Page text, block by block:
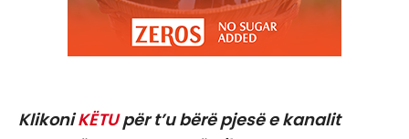
KlikoniKËTUpër t’u bërë pjesë e kanalit